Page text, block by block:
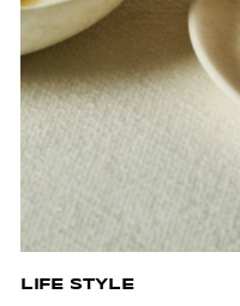
LIFE STYLE